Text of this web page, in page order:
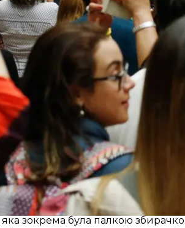
— «Портрет пані Лізи дель
також іменують Лізою
Вазарі. За
тлумачень. Наприклад, що
яка зокрема була палкою